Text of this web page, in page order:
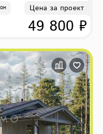
Цена за проект
49 800 ₽